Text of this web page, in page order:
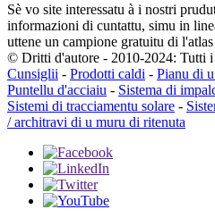
Sè vo site interessatu à i nostri
informazioni di cuntattu, simu in
uttene un campione gratuitu di l'atlas
© Dritti d'autore - 2010-2024: Tutti
Cunsiglii - Prodotti caldi - Pianu di
Puntellu d'acciaiu - Sistema di
Sistemi di tracciamentu solare -
/ architravi di u muru di ritenuta